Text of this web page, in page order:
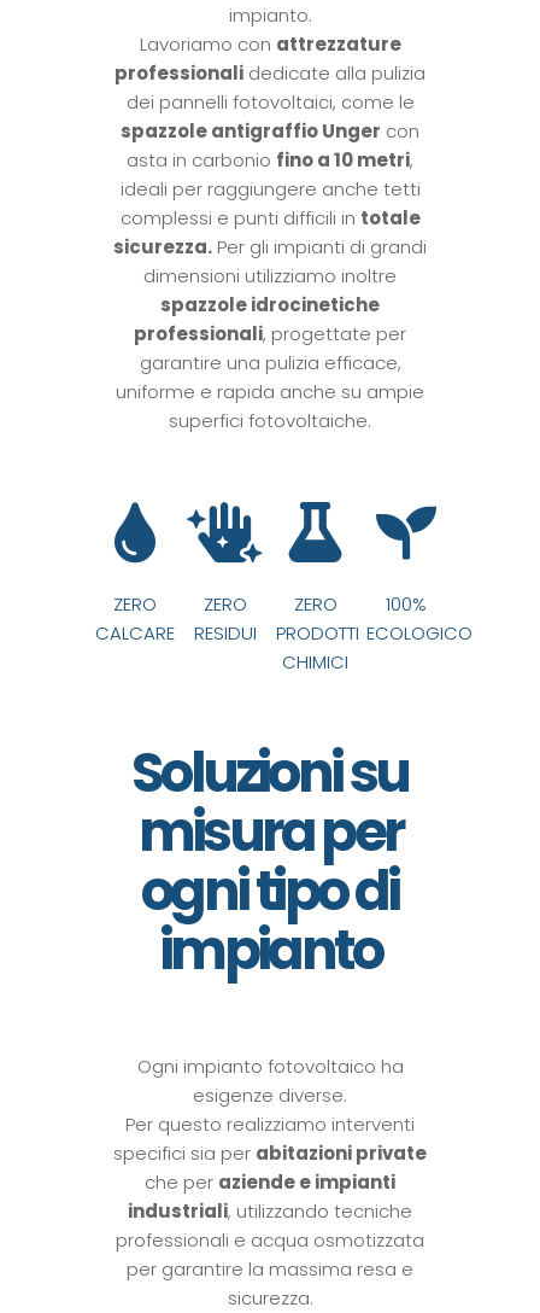
impianto.
Lavoriamo con attrezzature
professionali dedicate alla pulizia
dei pannelli fotovoltaici, come le
spazzole antigraffio Unger con
asta in carbonio fino a 10 metri,
ideali per raggiungere anche tetti
complessi e punti difficili in totale
sicurezza. Per gli impianti di grandi
dimensioni utilizziamo inoltre
spazzole idrocinetiche
professionali, progettate per
garantire una pulizia efficace,
uniforme e rapida anche su ampie
superfici fotovoltaiche.
ZERO
CALCARE
ZERO
RESIDUI
ZERO
PRODOTTI
CHIMICI
100%
ECOLOGICO
Soluzioni su
misura per
ogni tipo di
impianto
Ogni impianto fotovoltaico ha
esigenze diverse.
Per questo realizziamo interventi
specifici sia per abitazioni private
che per aziende e impianti
industriali, utilizzando tecniche
professionali e acqua osmotizzata
per garantire la massima resa e
sicurezza.